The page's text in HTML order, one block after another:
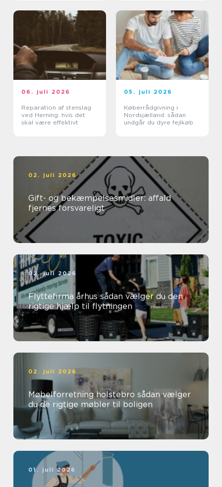
06. juli 2026
Reparation af stenslag
ved Herning: hvis det
skal være effektivt
05. juli 2026
Køberrådgivning i
Nordsjælland: sådan
undgår du dyre fejlkøb
02. juli 2026
Gift- og bekæmpelsesmidler: affald
fjernes forsvareligt
02. juli 2026
Flyttefirma århus sådan vælger du den
rigtige hjælp til flytningen
02. juli 2026
Møbelforretning holstebro sådan vælger
du de rigtige møbler til boligen
01. juli 2026